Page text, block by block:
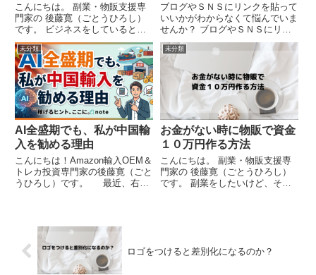
こんにちは。 副業・物販支援専
門家の 後藤寛（ごとうひろし）
です。 ビジネスをしていると、
必ずピンチがやってきます。
商品が売れない資金繰りが苦しい
商品に悪い評価がついた規約違反
で商品が出品停止になった な
ど、色々トラブルが起きる時...
ブログやＳＮＳにリンクを貼って
いいかがわからなくて悩んでいま
せんか？ ブログやＳＮＳにリン
クを貼っていいか判らなくて悩ん
でいる情報発信者は絶対読んで下
さい
未分類
AI全盛期でも、私が中国輸
入を勧める理由
こんにちは！Amazon輸入OEM＆
トレカ投資専門家の後藤寛（ごと
うひろし）です。 最近、右を
確かにAIは便利ですし、私も商品
画像や説明文作成な...
未分類
お金がない時に物販で資金
１０万円作る方法
こんにちは。 副業・物販支援専
門家の 後藤寛（ごとうひろし）
です。 副業をしたいけど、その
な...
ロゴをつけると差別化になるのか？